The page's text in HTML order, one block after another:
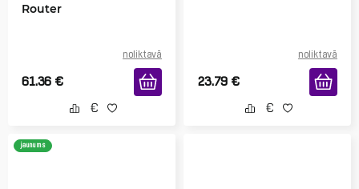
Router
noliktavā
61.36 €
noliktavā
23.79 €
jaunums